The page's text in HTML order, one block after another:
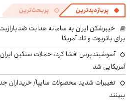
پربازدیدترین پربحث‌ترین
خیبرشکن ایران به سامانه هدایت
برای پاتریوت و تاد آمریکا
آمریکایی شد
ببینند